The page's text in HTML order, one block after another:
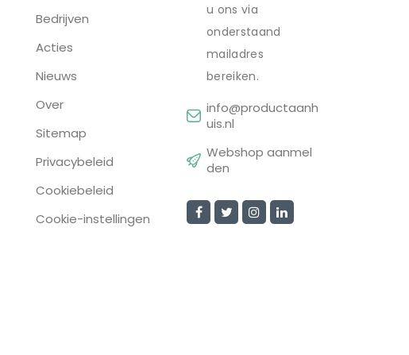
Bedrijven
Acties
Nieuws
Over
Sitemap
Privacybeleid
Cookiebeleid
Cookie-instellingen
u ons via
onderstaand
mailadres
bereiken.
info@productaanh
uis.nl
Webshop aanmel
den